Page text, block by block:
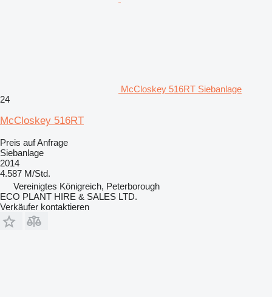
McCloskey 516RT Siebanlage
24
McCloskey 516RT
Preis auf Anfrage
Siebanlage
2014
4.587 M/Std.
Vereinigtes Königreich, Peterborough
ECO PLANT HIRE & SALES LTD.
Verkäufer kontaktieren